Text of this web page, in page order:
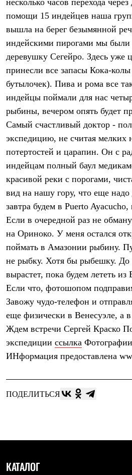
ссылка
ИНформация предоставлена
ПОДЕЛИТЬСЯ
КАТАЛОГ